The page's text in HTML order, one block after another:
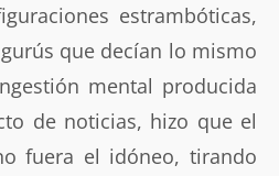
estrambóticas,
que decían lo mismo
mental producida
de noticias, hizo que el
fuera el idóneo, tirando